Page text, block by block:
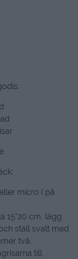
micro ( på
15*20 cm, lägg
ställ svalt med
två.
till